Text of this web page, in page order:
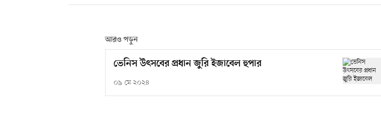
আরও পড়ুন
ভেনিস উৎসবের প্রধান জুরি ইজাবেল হুপার
০৯ মে ২০২৪